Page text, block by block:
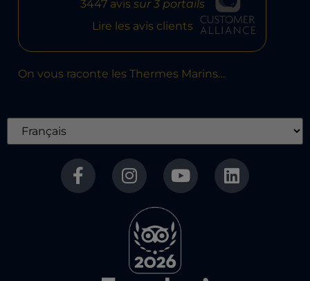
3447 avis sur 3 portails
Lire les avis clients
On vous raconte les Thermes Marins…